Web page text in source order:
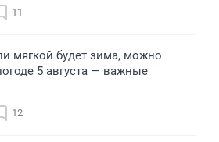
11
мягкой будет зима, можно
5 августа — важные
12